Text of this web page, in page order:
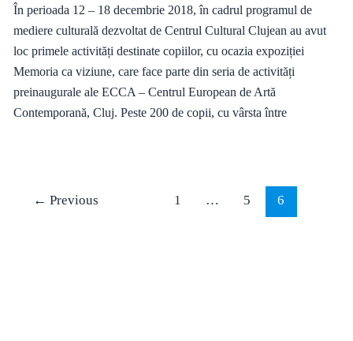
În perioada 12 – 18 decembrie 2018, în cadrul programul de
mediere culturală dezvoltat de Centrul Cultural Clujean au avut
loc primele activități destinate copiilor, cu ocazia expoziției
Memoria ca viziune, care face parte din seria de activități
preinaugurale ale ECCA – Centrul European de Artă
Contemporană, Cluj. Peste 200 de copii, cu vârsta între
← Previous 1 … 5 6